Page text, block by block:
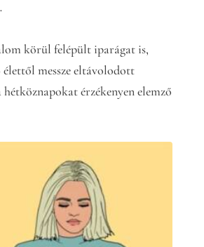
körül felépült iparágat is,
élettől messze eltávolodott
érzékenyen elemző